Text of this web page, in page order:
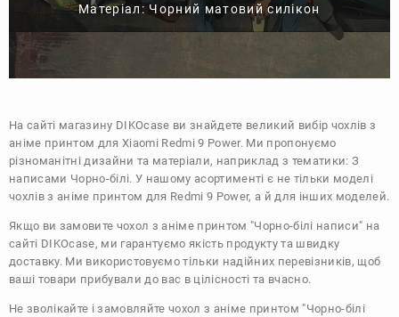
Матеріал: Чорний матовий силікон
На сайті магазину DIKOcase ви знайдете великий вибір чохлів з
аніме принтом для Xiaomi Redmi 9 Power. Ми пропонуємо
різноманітні дизайни та матеріали, наприклад з тематики:З
написами Чорно-білі. У нашому асортименті є не тільки моделі
чохлів з аніме принтом для Redmi 9 Power, а й для інших моделей.
Якщо ви замовите чохол з аніме принтом "Чорно-білі написи" на
сайті DIKOcase, ми гарантуємо якість продукту та швидку
доставку. Ми використовуємо тільки надійних перевізників, щоб
ваші товари прибували до вас в цілісності та вчасно.
Не зволікайте і замовляйте чохол з аніме принтом "Чорно-білі